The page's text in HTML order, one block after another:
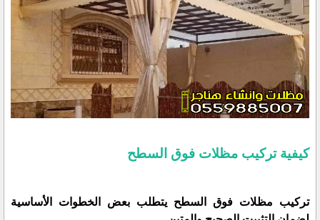
كيفية تركيب مظلات فوق السطح
تركيب مظلات فوق السطح يتطلب بعض الخطوات الأساسية